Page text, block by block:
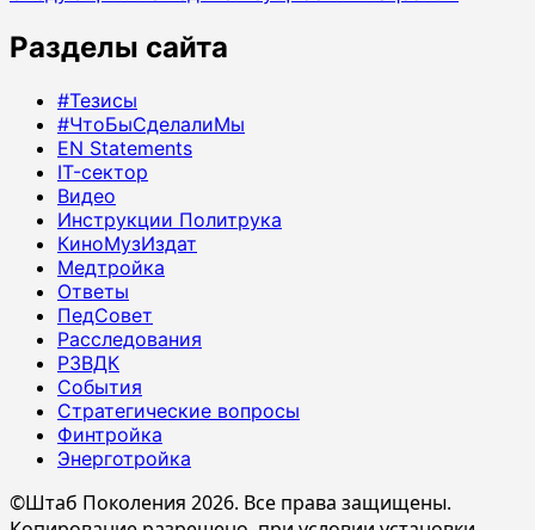
Разделы сайта
#Тезисы
#ЧтоБыСделалиМы
EN Statements
IT-сектор
Видео
Инструкции Политрука
КиноМузИздат
Медтройка
Ответы
ПедСовет
Расследования
РЗВДК
События
Стратегические вопросы
Финтройка
Энерготройка
©Штаб Поколения 2026. Все права защищены.